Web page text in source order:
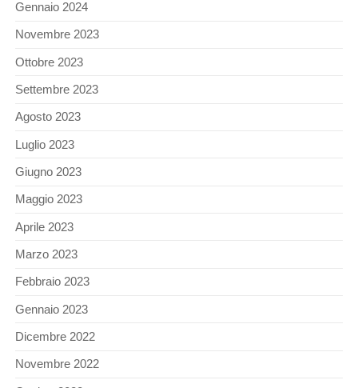
Gennaio 2024
Novembre 2023
Ottobre 2023
Settembre 2023
Agosto 2023
Luglio 2023
Giugno 2023
Maggio 2023
Aprile 2023
Marzo 2023
Febbraio 2023
Gennaio 2023
Dicembre 2022
Novembre 2022